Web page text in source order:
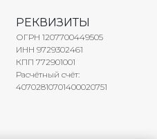
РЕКВИЗИТЫ
ОГРН 1207700449505
ИНН 9729302461
КПП 772901001
Расчётный счёт:
40702810701400020751